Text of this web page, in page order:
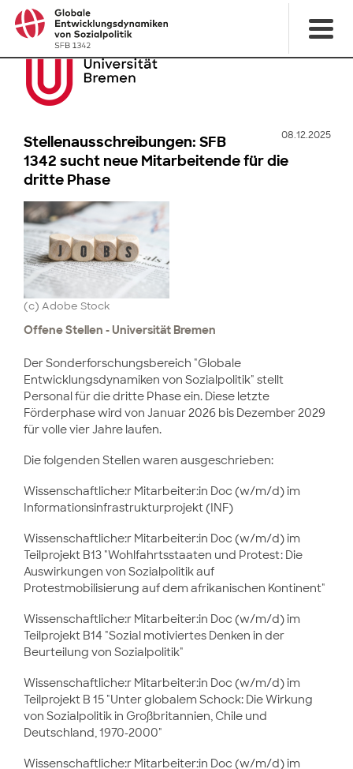
08.12.2025
Stellenausschreibungen: SFB
1342 sucht neue Mitarbeitende für die
dritte Phase
(c) Adobe Stock
Offene Stellen - Universität Bremen
Der Sonderforschungsbereich "Globale
Entwicklungsdynamiken von Sozialpolitik" stellt
Personal für die dritte Phase ein. Diese letzte
Förderphase wird von Januar 2026 bis Dezember 2029
für volle vier Jahre laufen.
Die folgenden Stellen waren ausgeschrieben:
Wissenschaftliche:r Mitarbeiter:in Doc (w/m/d) im
Informationsinfrastrukturprojekt (INF)
Wissenschaftliche:r Mitarbeiter:in Doc (w/m/d) im
Teilprojekt B13 "Wohlfahrtsstaaten und Protest: Die
Auswirkungen von Sozialpolitik auf
Protestmobilisierung auf dem afrikanischen Kontinent"
Wissenschaftliche:r Mitarbeiter:in Doc (w/m/d) im
Teilprojekt B14 "Sozial motiviertes Denken in der
Beurteilung von Sozialpolitik"
Wissenschaftliche:r Mitarbeiter:in Doc (w/m/d) im
Teilprojekt B 15 "Unter globalem Schock: Die Wirkung
von Sozialpolitik in Großbritannien, Chile und
Deutschland, 1970-2000"
Wissenschaftliche:r Mitarbeiter:in Doc (w/m/d) im